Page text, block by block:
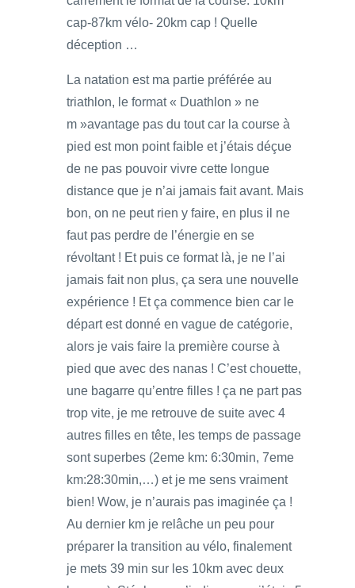
cap-87km vélo- 20km cap ! Quelle
déception …
La natation est ma partie préférée au
triathlon, le format « Duathlon » ne
m »avantage pas du tout car la course à
pied est mon point faible et j’étais déçue
de ne pas pouvoir vivre cette longue
distance que je n’ai jamais fait avant. Mais
bon, on ne peut rien y faire, en plus il ne
faut pas perdre de l’énergie en se
révoltant ! Et puis ce format là, je ne l’ai
jamais fait non plus, ça sera une nouvelle
expérience ! Et ça commence bien car le
départ est donné en vague de catégorie,
alors je vais faire la première course à
pied que avec des nanas ! C’est chouette,
une bagarre qu’entre filles ! ça ne part pas
trop vite, je me retrouve de suite avec 4
autres filles en tête, les temps de passage
sont superbes (2eme km: 6:30min, 7eme
km:28:30min,…) et je me sens vraiment
bien! Wow, je n’aurais pas imaginée ça !
Au dernier km je relâche un peu pour
préparer la transition au vélo, finalement
je mets 39 min sur les 10km avec deux